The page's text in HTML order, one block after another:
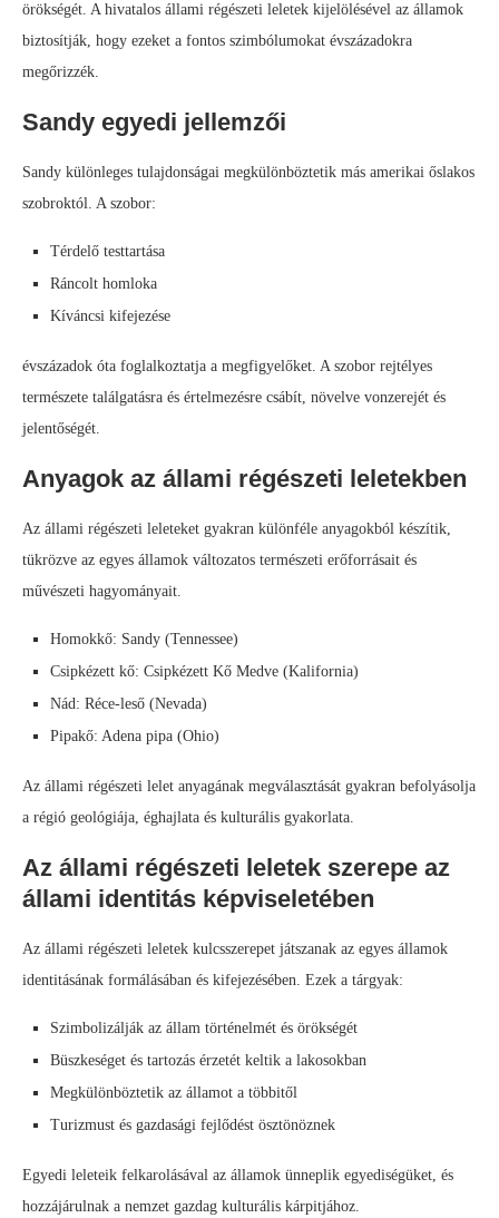
örökségét. A hivatalos állami régészeti leletek kijelölésével az államok
biztosítják, hogy ezeket a fontos szimbólumokat évszázadokra
megőrizzék.
Sandy egyedi jellemzői
Sandy különleges tulajdonságai megkülönböztetik más amerikai őslakos
szobroktól. A szobor:
Térdelő testtartása
Ráncolt homloka
Kíváncsi kifejezése
évszázadok óta foglalkoztatja a megfigyelőket. A szobor rejtélyes
természete találgatásra és értelmezésre csábít, növelve vonzerejét és
jelentőségét.
Anyagok az állami régészeti leletekben
Az állami régészeti leleteket gyakran különféle anyagokból készítik,
tükrözve az egyes államok változatos természeti erőforrásait és
művészeti hagyományait.
Homokkő: Sandy (Tennessee)
Csipkézett kő: Csipkézett Kő Medve (Kalifornia)
Nád: Réce-leső (Nevada)
Pipakő: Adena pipa (Ohio)
Az állami régészeti lelet anyagának megválasztását gyakran befolyásolja
a régió geológiája, éghajlata és kulturális gyakorlata.
Az állami régészeti leletek szerepe az
állami identitás képviseletében
Az állami régészeti leletek kulcsszerepet játszanak az egyes államok
identitásának formálásában és kifejezésében. Ezek a tárgyak:
Szimbolizálják az állam történelmét és örökségét
Büszkeséget és tartozás érzetét keltik a lakosokban
Megkülönböztetik az államot a többitől
Turizmust és gazdasági fejlődést ösztönöznek
Egyedi leleteik felkarolásával az államok ünneplik egyediségüket, és
hozzájárulnak a nemzet gazdag kulturális kárpitjához.